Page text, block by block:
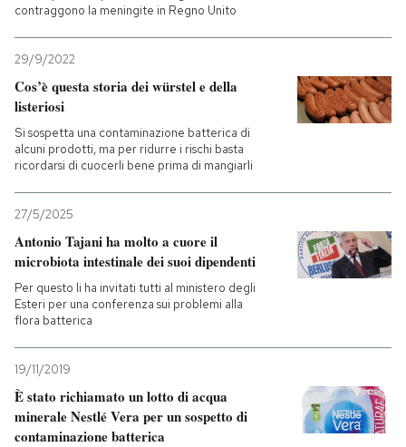
contraggono la meningite in Regno Unito
29/9/2022
Cos’è questa storia dei würstel e della
listeriosi
Si sospetta una contaminazione batterica di
alcuni prodotti, ma per ridurre i rischi basta
ricordarsi di cuocerli bene prima di mangiarli
27/5/2025
Antonio Tajani ha molto a cuore il
microbiota intestinale dei suoi dipendenti
Per questo li ha invitati tutti al ministero degli
Esteri per una conferenza sui problemi alla
flora batterica
19/11/2019
È stato richiamato un lotto di acqua
minerale Nestlé Vera per un sospetto di
contaminazione batterica